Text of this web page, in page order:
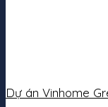
Dự án Vinhome